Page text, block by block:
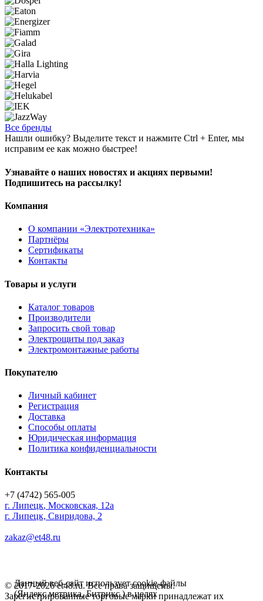
Все бренды
Нашли ошибку? Выделите текст и нажмите Ctrl + Enter, мы
исправим ее как можно быстрее!
Узнавайте о наших новостях и акциях первыми!
Подпишитесь на рассылку!
Компания
О компании «Электротехника»
Партнёры
Сертификаты
Контакты
Товары и услуги
Каталог товаров
Производители
Запросить свой товар
Электрощиты под заказ
Электромонтажные работы
Покупателю
Личный кабинет
Регистрация
Доставка
Способы оплаты
Юридическая информация
Политика конфиденциальности
Контакты
+7 (4742) 565-005
г. Липецк, Московская, 12а
г. Липецк, Свиридова, 2
zakaz@et48.ru
© 2017-2026 et48.ru. Все права защищены.
Зарегистрированные торговые марки принадлежат их
Данный веб-сайт использует cookie-файлы
(Яндекс метрика, Битрикс ) в целях